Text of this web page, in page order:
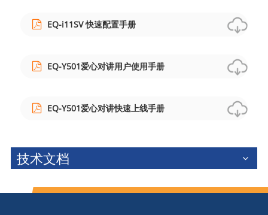
EQ-i11SV 快速配置手册
EQ-Y501爱心对讲用户使用手册
EQ-Y501爱心对讲快速上线手册
技术文档